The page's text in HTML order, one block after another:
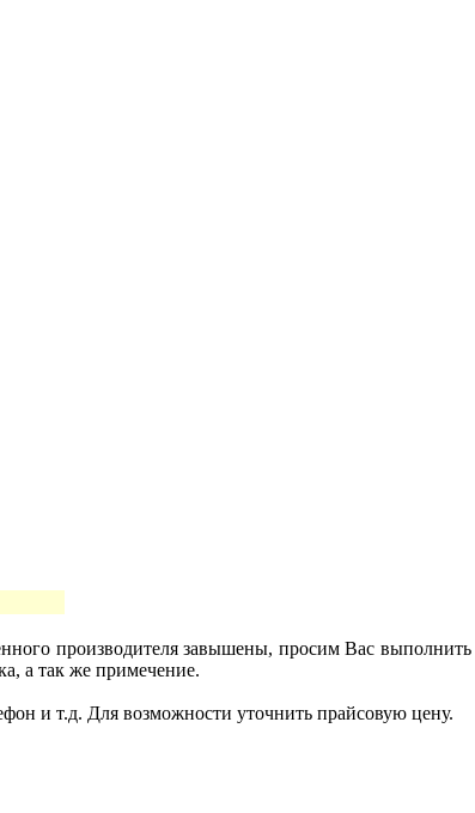
производителя завышены, просим Вас
а так же примечение.
и т.д. Для возможности уточнить прайсовую цену.